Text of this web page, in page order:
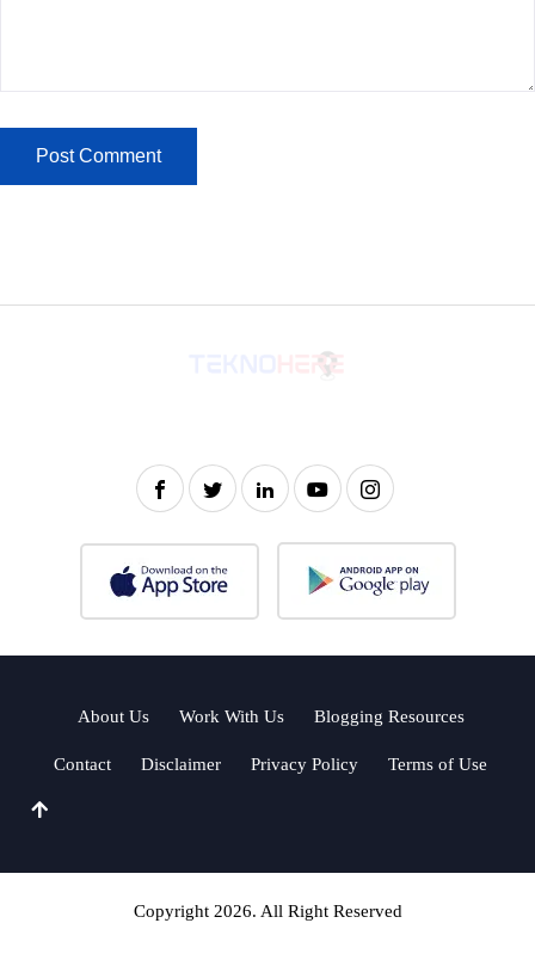
About Us Work With Us Blogging Resources
Contact Disclaimer Privacy Policy Terms of Use
Copyright 2026. All Right Reserved